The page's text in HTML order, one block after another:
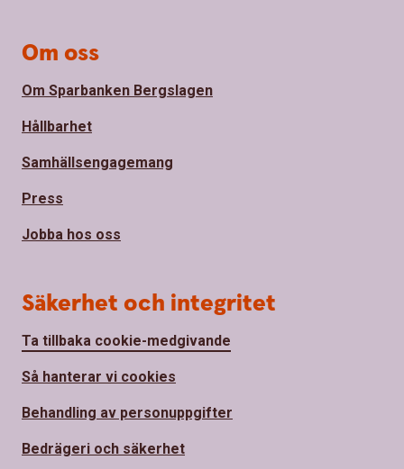
Om oss
Om Sparbanken Bergslagen
Hållbarhet
Samhällsengagemang
Press
Jobba hos oss
Säkerhet och integritet
Ta tillbaka cookie-medgivande
Så hanterar vi cookies
Behandling av personuppgifter
Bedrägeri och säkerhet